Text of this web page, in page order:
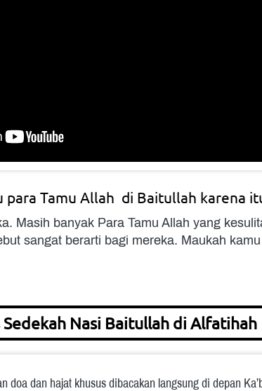
Tamu Allah  di Baitullah karena
Masih banyak Para Tamu Allah yang
sangat berarti bagi mereka. Maukah
Sedekah Nasi Baitullah di Alfatihah
doa dan hajat khusus dibacakan langsung di depan